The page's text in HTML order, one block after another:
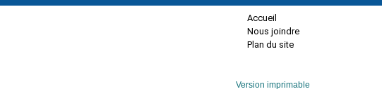
Accueil
Nous joindre
Plan du site
Version imprimable